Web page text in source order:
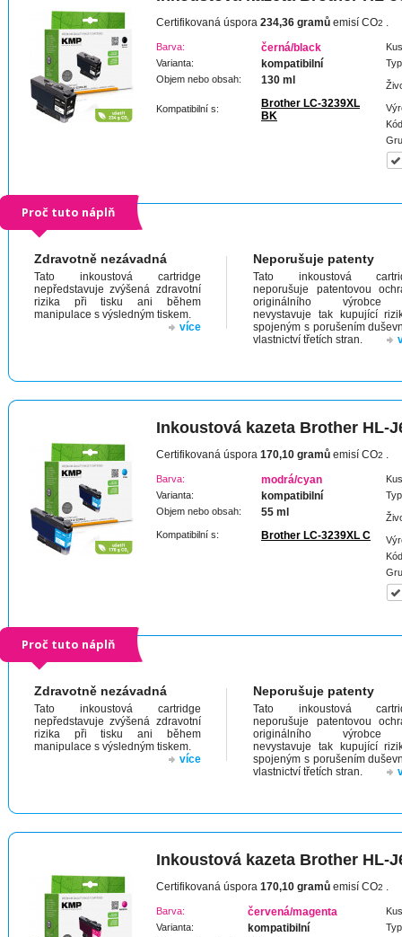
Certifikovaná úspora 234,36 gramů emisí CO2 .
Barva: černá/black
Varianta: kompatibilní
Objem nebo obsah: 130 ml
Kompatibilní s:
Brother LC-3239XL
BK
Proč tuto náplň
Zdravotně nezávadná
Tato inkoustová cartridge
nepředstavuje zvýšená zdravotní
rizika při tisku ani během
manipulace s výsledným tiskem.
více
Neporušuje patenty
Tato inkoustová
neporušuje patentovou
originálního
nevystavuje tak kupující
spojeným s porušením
vlastnictví třetích stran.
Inkoustová kazeta Brother HL-
Certifikovaná úspora 170,10 gramů emisí CO2 .
Barva: modrá/cyan
Varianta: kompatibilní
Objem nebo obsah: 55 ml
Kompatibilní s: Brother LC-3239XL C
Proč tuto náplň
Zdravotně nezávadná
Tato inkoustová cartridge
nepředstavuje zvýšená zdravotní
rizika při tisku ani během
manipulace s výsledným tiskem.
více
Neporušuje patenty
Tato inkoustová
neporušuje patentovou
originálního
nevystavuje tak kupující
spojeným s porušením
vlastnictví třetích stran.
Inkoustová kazeta Brother HL-
Certifikovaná úspora 170,10 gramů emisí CO2 .
Barva: červená/magenta
Varianta: kompatibilní